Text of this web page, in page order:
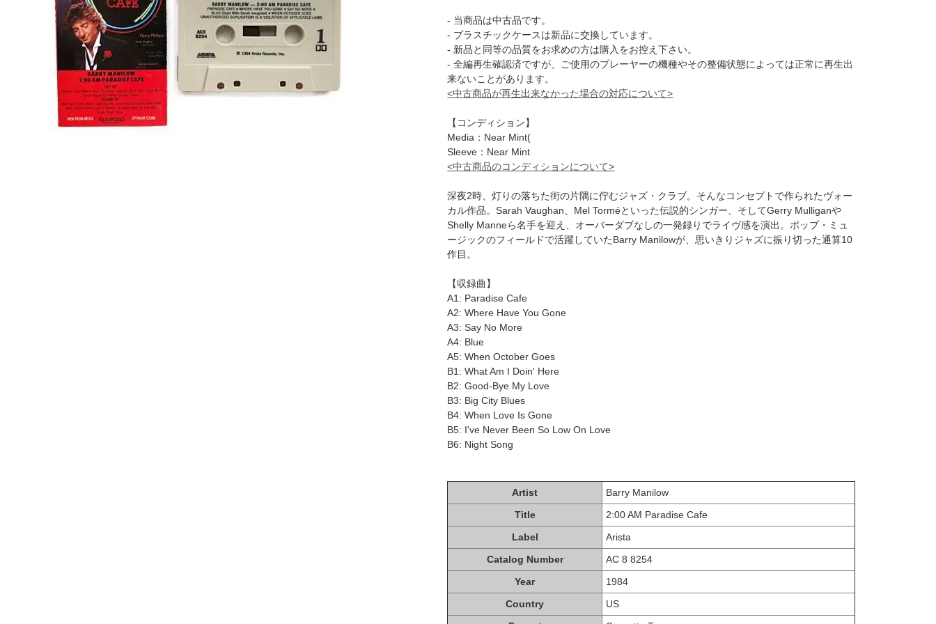
- 当商品は中古品です。
- プラスチックケースは新品に交換しています。
- 新品と同等の品質をお求めの方は購入をお控え下さい。
- 全編再生確認済ですが、ご使用のプレーヤーの機種やその整備状態によっては正常に再生出
来ないことがあります。
<中古商品が再生出来なかった場合の対応について>
【コンディション】
Media：Near Mint(
Sleeve：Near Mint
<中古商品のコンディションについて>
深夜2時、灯りの落ちた街の片隅に佇むジャズ・クラブ。そんなコンセプトで作られたヴォー
カル作品。Sarah Vaughan、Mel Torméといった伝説的シンガー、そしてGerry Mulliganや
Shelly Manneら名手を迎え、オーバーダブなしの一発録りでライヴ感を演出。ポップ・ミュ
ージックのフィールドで活躍していたBarry Manilowが、思いきりジャズに振り切った通算10
作目。
【収録曲】
A1: Paradise Cafe
A2: Where Have You Gone
A3: Say No More
A4: Blue
A5: When October Goes
B1: What Am I Doin' Here
B2: Good-Bye My Love
B3: Big City Blues
B4: When Love Is Gone
B5: I've Never Been So Low On Love
B6: Night Song
Artist
Barry Manilow
Title
2:00 AM Paradise Cafe
Label
Arista
Catalog Number
AC 8 8254
Year
1984
Country
US